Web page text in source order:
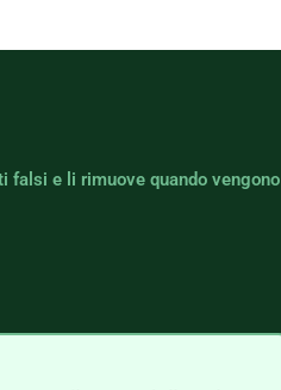
falsi e li rimuove quando vengono